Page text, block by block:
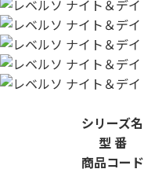
シリーズ名
型 番
商品コード